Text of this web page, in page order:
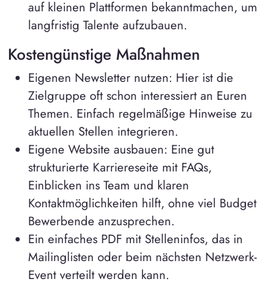
auf kleinen Plattformen bekanntmachen, um
langfristig Talente aufzubauen.
Kostengünstige Maßnahmen
Eigenen Newsletter nutzen: Hier ist die
Zielgruppe oft schon interessiert an Euren
Themen. Einfach regelmäßige Hinweise zu
aktuellen Stellen integrieren.
Eigene Website ausbauen: Eine gut
strukturierte Karriereseite mit FAQs,
Einblicken ins Team und klaren
Kontaktmöglichkeiten hilft, ohne viel Budget
Bewerbende anzusprechen.
Ein einfaches PDF mit Stelleninfos, das in
Mailinglisten oder beim nächsten Netzwerk-
Event verteilt werden kann.